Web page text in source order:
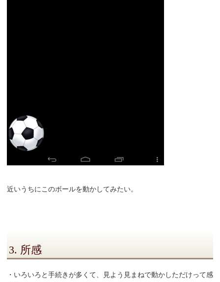
近いうちにこのボールを動かしてみたい。
3. 所感
・いろいろと手続きが多くて、見よう見まねで動かしただけって感